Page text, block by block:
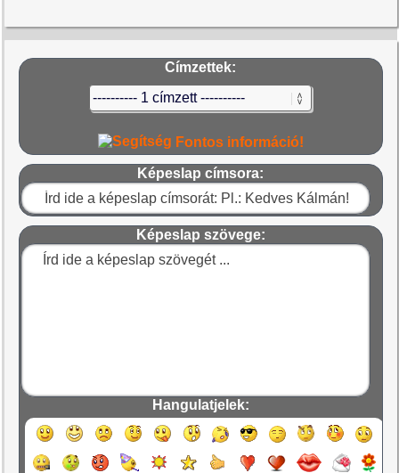
Címzettek:
Fontos információ!
Képeslap címsora:
Képeslap szövege:
Hangulatjelek: